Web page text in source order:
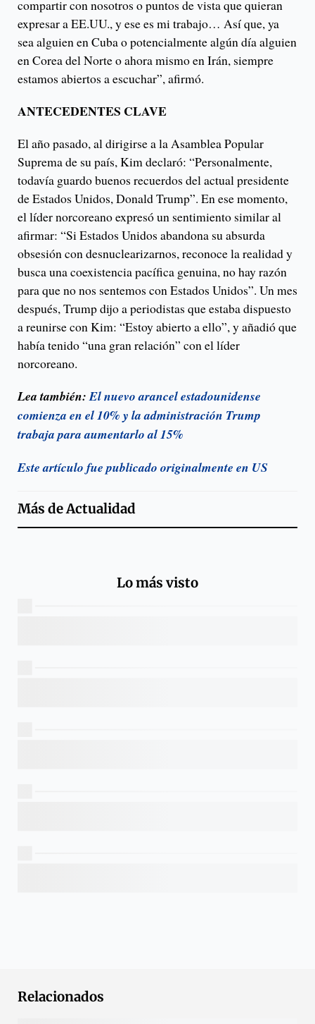
compartir con nosotros o puntos de vista que quieran
expresar a EE.UU., y ese es mi trabajo… Así que, ya
sea alguien en Cuba o potencialmente algún día alguien
en Corea del Norte o ahora mismo en Irán, siempre
estamos abiertos a escuchar”, afirmó.
ANTECEDENTES CLAVE
El año pasado, al dirigirse a la Asamblea Popular
Suprema de su país, Kim declaró: “Personalmente,
todavía guardo buenos recuerdos del actual presidente
de Estados Unidos, Donald Trump”. En ese momento,
el líder norcoreano expresó un sentimiento similar al
afirmar: “Si Estados Unidos abandona su absurda
obsesión con desnuclearizarnos, reconoce la realidad y
busca una coexistencia pacífica genuina, no hay razón
para que no nos sentemos con Estados Unidos”. Un mes
después, Trump dijo a periodistas que estaba dispuesto
a reunirse con Kim: “Estoy abierto a ello”, y añadió que
había tenido “una gran relación” con el líder
norcoreano.
Lea también:El nuevo arancel estadounidense
comienza en el 10% y la administración Trump
trabaja para aumentarlo al 15%
Este artículo fue publicado originalmente en US
Más deActualidad
Lo más visto
Relacionados